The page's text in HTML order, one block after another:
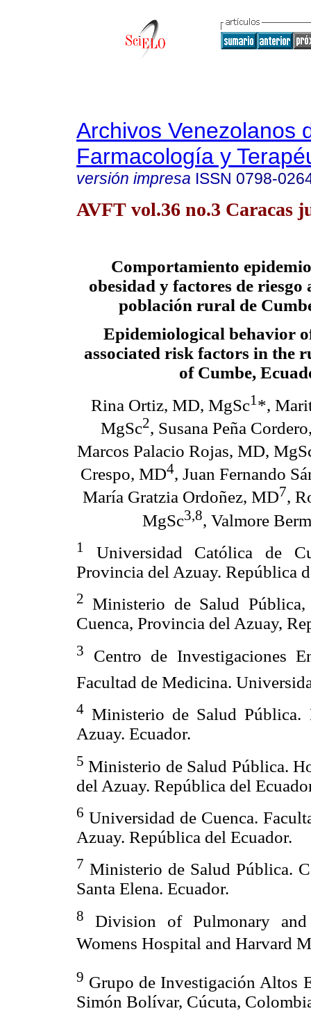
Archivos Venezolanos
Farmacología y
versión impresa ISSN 0798-
AVFT vol.36 no.3 Caracas
Comportamiento
obesidad y factores de riesgo
población rural de
Epidemiological behavior
associated risk factors in the
of Cumbe,
Rina Ortiz, MD, MgSc1 *,
MgSc2, Susana Peña
Marcos Palacio Rojas, MD,
Crespo, MD4, Juan Fernando
María Gratzia Ordoñez, MD7,
MgSc3,8, Valmore
1
Universidad Católica de
Provincia del Azuay. República
2 Ministerio de Salud
Cuenca, Provincia del Azuay,
3
Centro de Investigaciones
Facultad de Medicina.
4 Ministerio de Salud Pública.
Azuay. Ecuador.
5 Ministerio de Salud Pública.
del Azuay. República del
6 Universidad de Cuenca.
Azuay. República del Ecuador.
7 Ministerio de Salud Pública.
Santa Elena. Ecuador.
8
Division of Pulmonary
Womens Hospital and Harvard
9 Grupo de Investigación Altos
Simón Bolívar, Cúcuta,